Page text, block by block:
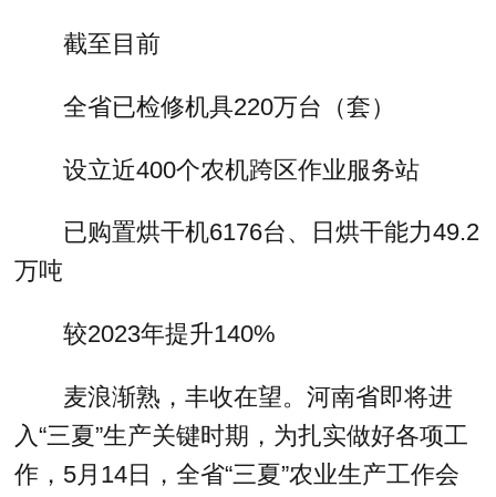
截至目前
全省已检修机具220万台（套）
设立近400个农机跨区作业服务站
已购置烘干机6176台、日烘干能力49.2
万吨
较2023年提升140%
麦浪渐熟，丰收在望。河南省即将进
入“三夏”生产关键时期，为扎实做好各项工
作，5月14日，全省“三夏”农业生产工作会